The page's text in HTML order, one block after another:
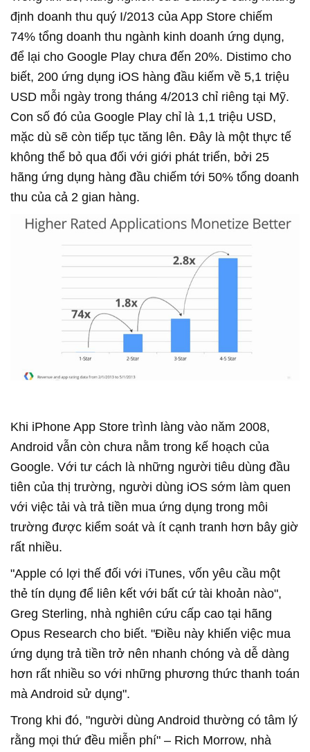
định doanh thu quý I/2013 của App Store chiếm
74% tổng doanh thu ngành kinh doanh ứng dụng,
để lại cho Google Play chưa đến 20%. Distimo cho
biết, 200 ứng dụng iOS hàng đầu kiếm về 5,1 triệu
USD mỗi ngày trong tháng 4/2013 chỉ riêng tại Mỹ.
Con số đó của Google Play chỉ là 1,1 triệu USD,
mặc dù sẽ còn tiếp tục tăng lên. Đây là một thực tế
không thể bỏ qua đối với giới phát triển, bởi 25
hãng ứng dụng hàng đầu chiếm tới 50% tổng doanh
thu của cả 2 gian hàng.
Khi iPhone App Store trình làng vào năm 2008,
Android vẫn còn chưa nằm trong kế hoạch của
Google. Với tư cách là những người tiêu dùng đầu
tiên của thị trường, người dùng iOS sớm làm quen
với việc tải và trả tiền mua ứng dụng trong môi
trường được kiểm soát và ít cạnh tranh hơn bây giờ
rất nhiều.
"Apple có lợi thế đối với iTunes, vốn yêu cầu một
thẻ tín dụng để liên kết với bất cứ tài khoản nào",
Greg Sterling, nhà nghiên cứu cấp cao tại hãng
Opus Research cho biết. "Điều này khiến việc mua
ứng dụng trả tiền trở nên nhanh chóng và dễ dàng
hơn rất nhiều so với những phương thức thanh toán
mà Android sử dụng".
Trong khi đó, "người dùng Android thường có tâm lý
rằng mọi thứ đều miễn phí" – Rich Morrow, nhà